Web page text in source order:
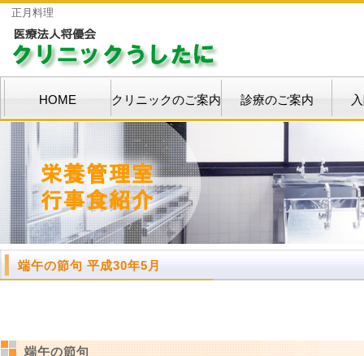
正月料理
HOME クリニックのご案内 診療のご案内
端午の節句 平成30年5月
端午の節句